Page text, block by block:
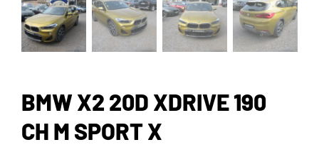
BMW X2 20D XDRIVE 190
CH M SPORT X